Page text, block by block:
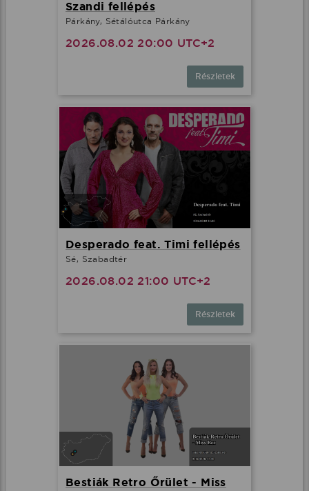
Szandi fellépés
Párkány, Sétálóutca Párkány
2026.08.02 20:00 UTC+2
Részletek
Desperado feat. Timi fellépés
Sé, Szabadtér
2026.08.02 21:00 UTC+2
Részletek
Bestiák Retro Őrület - Miss